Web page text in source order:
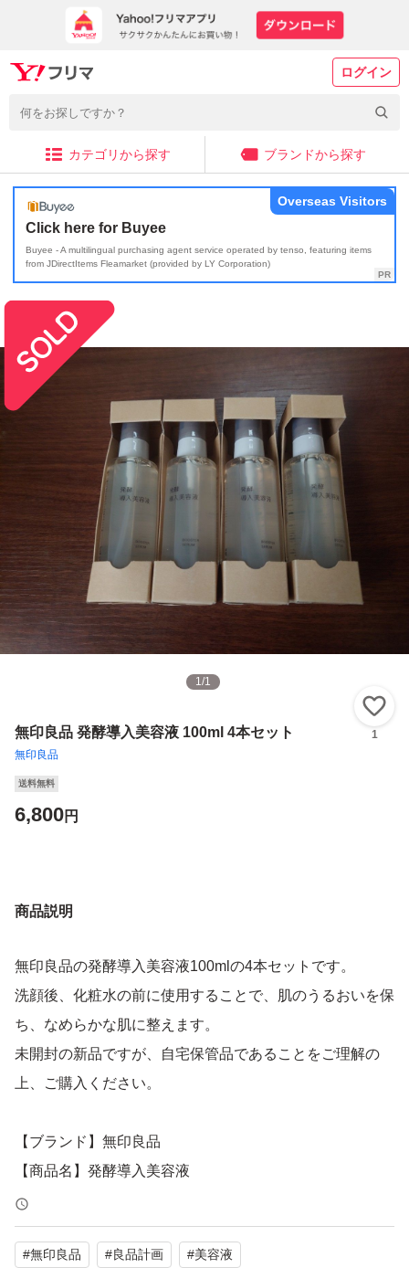
ログイン
カテゴリから探す ブランドから探す
Click here for Buyee
Buyee - A multilingual purchasing agent service operated by tenso, featuring items
from JDirectItems Fleamarket (provided by LY Corporation)
Overseas Visitors
1/1
無印良品 発酵導入美容液 100ml 4本セット
無印良品
1
送料無料
6,800円
商品説明
無印良品の発酵導入美容液100mlの4本セットです。
洗顔後、化粧水の前に使用することで、肌のうるおいを保
ち、なめらかな肌に整えます。
未開封の新品ですが、自宅保管品であることをご理解の
上、ご購入ください。
【ブランド】無印良品
【商品名】発酵導入美容液
【容量】100ml
【個数】4本
【商品の状態】未使用
#無印良品 #良品計画 #美容液